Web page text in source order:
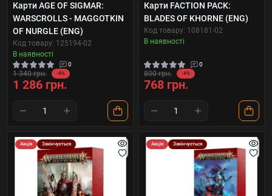
Карти AGE OF SIGMAR:
WARSCROLLS - MAGGOTKIN
OF NURGLE (ENG)
Код товару: 125194-02
В наявності
0
1 340 грн. -4%
1 286 грн.
Карти FACTION PACK:
BLADES OF KHORNE (ENG)
Код товару: 108181-02
В наявності
0
800 грн. -4%
768 грн.
Акція Закінчується Акція Закінчується